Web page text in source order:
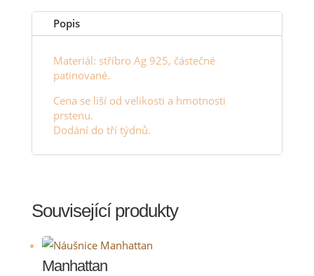
Popis
Materiál: stříbro Ag 925, částečné
patinované.
Cena se liší od velikosti a hmotnosti
prstenu.
Dodání do tří týdnů.
Související produkty
Manhattan